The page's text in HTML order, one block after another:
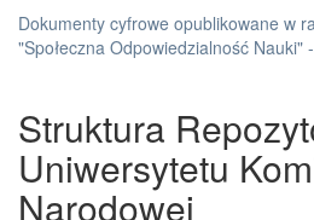
Dokumenty cyfrowe opublikowane w
"Społeczna Odpowiedzialność Nauki"
Struktura
Uniwersytetu
Narodowej